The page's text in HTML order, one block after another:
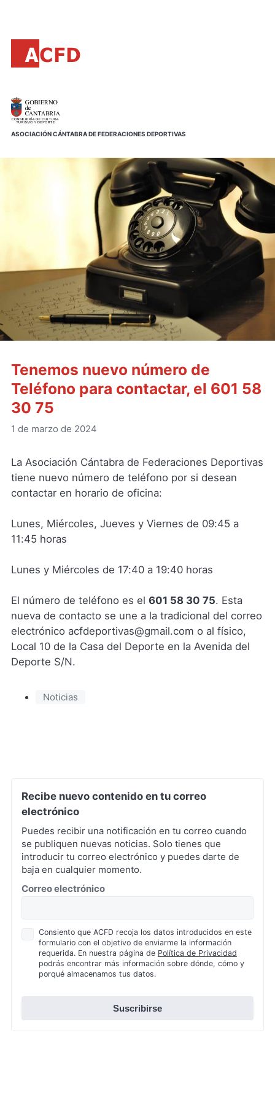
contenido
principal
ASOCIACIÓN CÁNTABRA DE FEDERACIONES DEPORTIVAS
Tenemos nuevo número de
Teléfono para contactar, el 601 58
30 75
1 de marzo de 2024
La Asociación Cántabra de Federaciones Deportivas
tiene nuevo número de teléfono por si desean
contactar en horario de oficina:
Lunes, Miércoles, Jueves y Viernes de 09:45 a
11:45 horas
Lunes y Miércoles de 17:40 a 19:40 horas
El número de teléfono es el 601 58 30 75. Esta
nueva de contacto se une a la tradicional del correo
electrónico acfdeportivas@gmail.com o al físico,
Local 10 de la Casa del Deporte en la Avenida del
Deporte S/N.
Noticias
Recibe nuevo contenido en tu correo
electrónico
Puedes recibir una notificación en tu correo cuando
se publiquen nuevas noticias. Solo tienes que
introducir tu correo electrónico y puedes darte de
baja en cualquier momento.
Correo electrónico*
Política
Privacidad
Consiento que ACFD recoja los datos introducidos en este
formulario con el objetivo de enviarme la información
requerida. En nuestra página de Política de Privacidad
podrás encontrar más información sobre dónde, cómo y
porqué almacenamos tus datos.
Suscribirse